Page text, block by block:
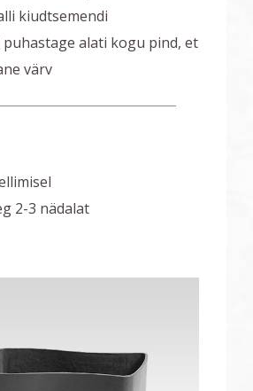
kiudtsemendi
alati kogu pind, et
värv
2-3 nädalat